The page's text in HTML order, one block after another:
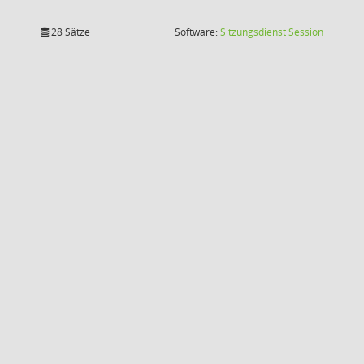
28 Sätze Software:SitzungsdienstSession(Wird in